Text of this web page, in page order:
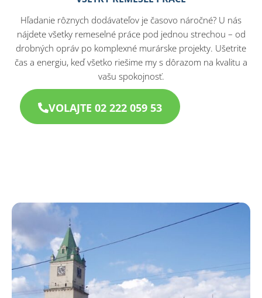
Hľadanie rôznych dodávateľov je časovo náročné? U nás
nájdete všetky remeselné práce pod jednou strechou – od
drobných opráv po komplexné murárske projekty. Ušetrite
čas a energiu, keď všetko riešime my s dôrazom na kvalitu a
vašu spokojnosť.
VOLAJTE 02 222 059 53